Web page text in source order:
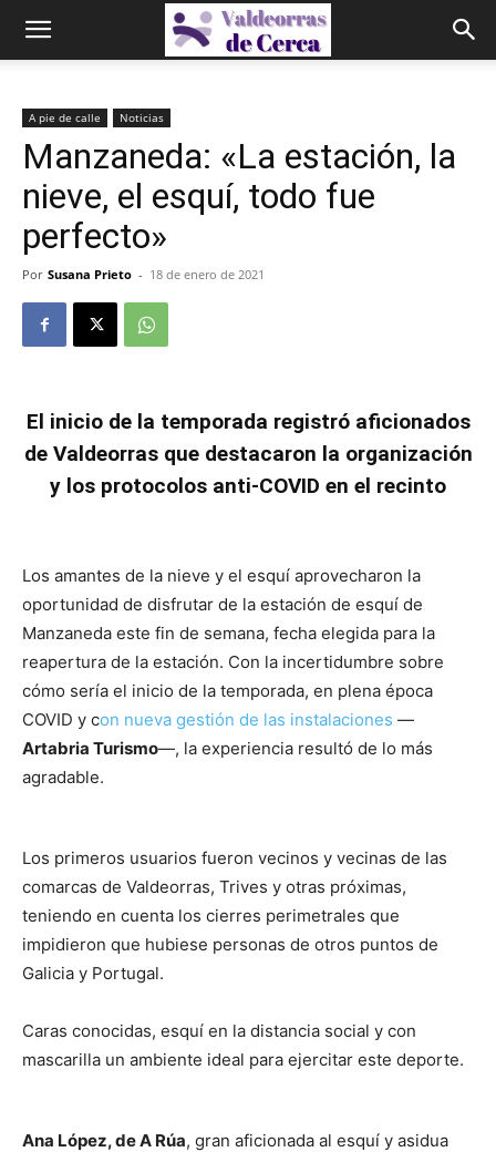
A pie de calle Noticias
Manzaneda: «La estación, la
nieve, el esquí, todo fue
perfecto»
Por Susana Prieto - 18 de enero de 2021
El inicio de la temporada registró aficionados
de Valdeorras que destacaron la organización
y los protocolos anti-COVID en el recinto
Los amantes de la nieve y el esquí aprovecharon la
oportunidad de disfrutar de la estación de esquí de
Manzaneda este fin de semana, fecha elegida para la
reapertura de la estación. Con la incertidumbre sobre
cómo sería el inicio de la temporada, en plena época
COVID y con nueva gestión de las instalaciones —
Artabria Turismo—, la experiencia resultó de lo más
agradable.
Los primeros usuarios fueron vecinos y vecinas de las
comarcas de Valdeorras, Trives y otras próximas,
teniendo en cuenta los cierres perimetrales que
impidieron que hubiese personas de otros puntos de
Galicia y Portugal.
Caras conocidas, esquí en la distancia social y con
mascarilla un ambiente ideal para ejercitar este deporte.
Ana López, de A Rúa, gran aficionada al esquí y asidua